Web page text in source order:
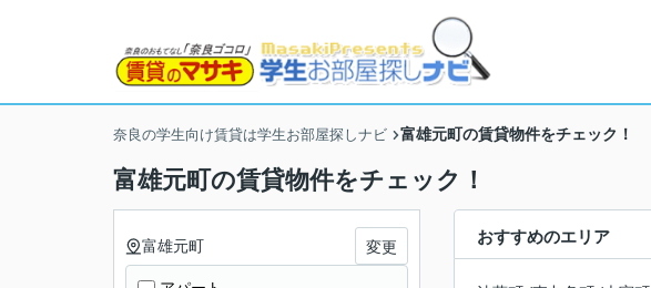
奈良の学生向け賃貸は学生お部屋探しナビ 富雄元町の賃貸物件をチェック！
富雄元町の賃貸物件をチェック！
おすすめのエリア
富雄元町 変更